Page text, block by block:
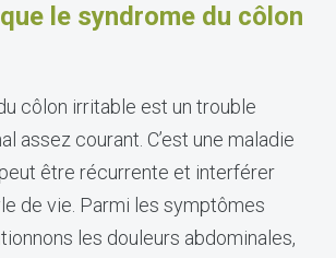
le syndrome du côlon
côlon irritable est un trouble
assez courant. C’est une maladie
être récurrente et interférer
de vie. Parmi les symptômes
les douleurs abdominales,